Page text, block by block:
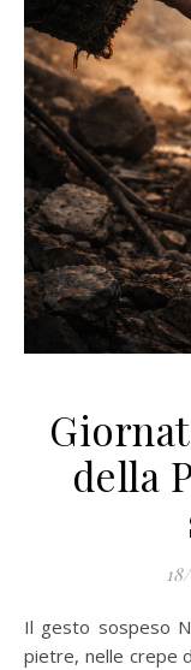
della
Il gesto sospeso Non basta il vento. Il fumo resta tra le
pietre, nelle crepe